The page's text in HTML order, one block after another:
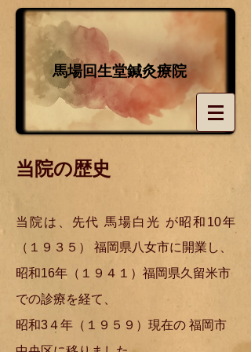
経絡治療による鍼灸専門の治療院
馬場回生堂鍼灸療院
当院の歴史
当院は、先代 馬場白光 が昭和10年
（１９３５） 福岡県八女市に開業し、
昭和16年（１９４１）福岡県久留米市
での診療を経て、
昭和3４年（１９５９）現在の 福岡市